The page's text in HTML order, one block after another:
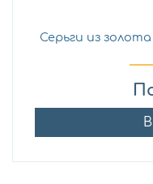
Серьги из